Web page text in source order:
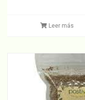
Leer más